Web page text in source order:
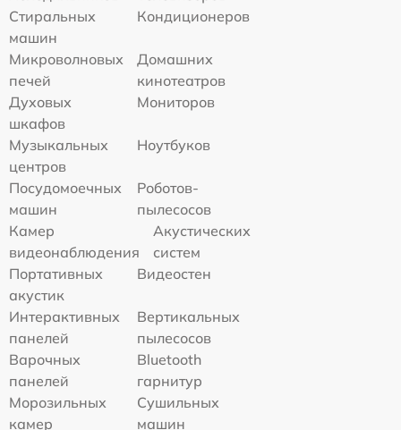
Стиральных
машин
Кондиционеров
Микроволновых
печей
Домашних
кинотеатров
Духовых
шкафов
Мониторов
Музыкальных
центров
Ноутбуков
Посудомоечных
машин
Роботов-
пылесосов
Камер
видеонаблюдения
Акустических
систем
Портативных
акустик
Видеостен
Интерактивных
панелей
Вертикальных
пылесосов
Варочных
панелей
Bluetooth
гарнитур
Морозильных
камер
Сушильных
машин